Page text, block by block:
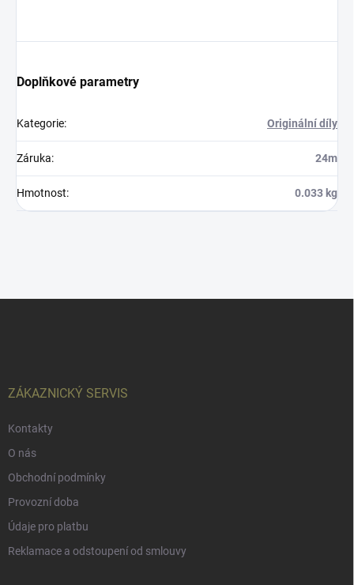
Doplňkové parametry
Kategorie: Originální díly
Záruka: 24m
Hmotnost: 0.033 kg
ZÁKAZNICKÝ SERVIS
Kontakty
O nás
Obchodní podmínky
Provozní doba
Údaje pro platbu
Reklamace a odstoupení od smlouvy